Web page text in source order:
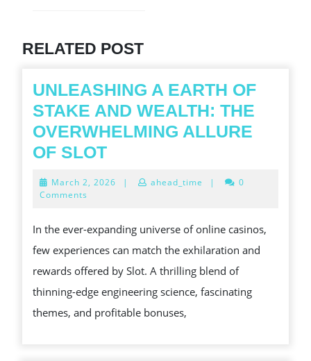
RELATED POST
UNLEASHING A EARTH OF
STAKE AND WEALTH: THE
OVERWHELMING ALLURE
OF SLOTUNLEASHING
EARTH
STAKE
AND
WEALTH:
THE
OVERWHELMING
March 2, 2026 March
| ahead_time |
0
Comments
In the ever-expanding universe of online casinos,
few experiences can match the exhilaration and
rewards offered by Slot. A thrilling blend of
thinning-edge engineering science, fascinating
themes, and profitable bonuses,